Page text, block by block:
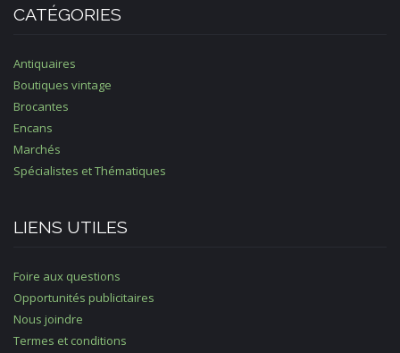
CATÉGORIES
Antiquaires
Boutiques vintage
Brocantes
Encans
Marchés
Spécialistes et Thématiques
LIENS UTILES
Foire aux questions
Opportunités publicitaires
Nous joindre
Termes et conditions